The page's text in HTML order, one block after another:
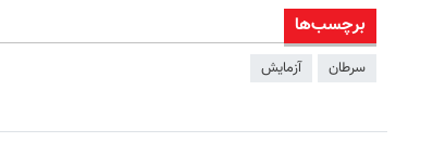
برچسب‌ها
سرطان آزمایش